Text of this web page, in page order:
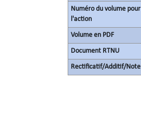
Numéro du volume pour
l'action
Volume en PDF
Document RTNU
Rectificatif/Additif/Note